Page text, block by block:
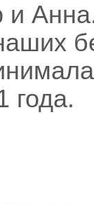
и
года.